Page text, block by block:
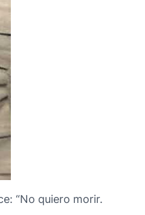
“No quiero morir.